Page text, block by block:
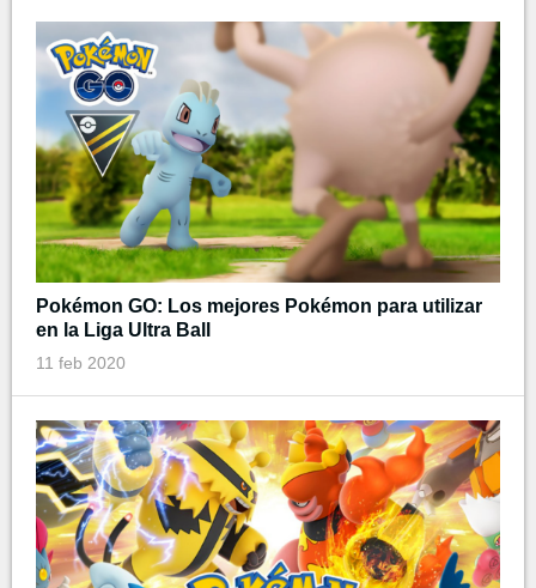
Pokémon GO: Los mejores Pokémon para utilizar
en la Liga Ultra Ball
11 feb 2020